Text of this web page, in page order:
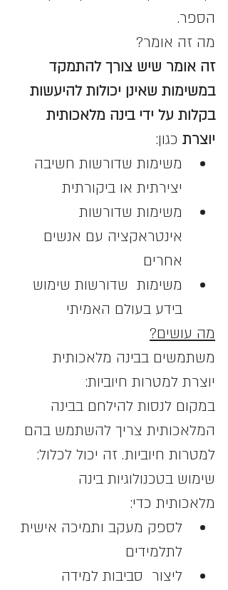
הספר.
מה זה אומר?
זה אומר שיש צורך להתמקד
במשימות שאינן יכולות להיעשות
בקלות על ידי בינה מלאכותית
יוצרת כגון:
משימות שדורשות חשיבה
יצירתית או ביקורתית
משימות שדורשות
אינטראקציה עם אנשים
אחרים
משימות  שדורשות שימוש
בידע בעולם האמיתי
מה עושים?
משתמשים בבינה מלאכותית
יוצרת למטרות חיוביות:
במקום לנסות להילחם בבינה
המלאכותית צריך להשתמש בהם
למטרות חיוביות. זה יכול לכלול:
שימוש בטכנולוגיות בינה
מלאכותית כדי:
לספק מעקב ותמיכה אישית
לתלמידים
ליצור  סביבות למידה